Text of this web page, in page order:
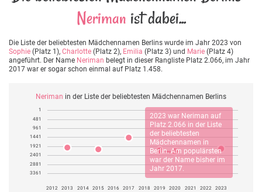
Neriman ist dabei...
Die Liste der beliebtesten Mädchennamen Berlins wurde im Jahr 2023 von
Sophie (Platz 1), Charlotte (Platz 2), Emilia (Platz 3) und Marie (Platz 4)
angeführt. Der Name Neriman belegt in dieser Rangliste Platz 2.066, im Jahr
2017 war er sogar schon einmal auf Platz 1.458.
Neriman in der Liste der beliebtesten Mädchennamen Berlins
2023 war Neriman auf
Platz 2.066 in der Liste
der beliebtesten
Mädchennamen in
Berlin. Am populärsten
war der Name bisher im
Jahr 2017.
1
481
961
1441
1921
2401
2881
3361
2012 2013 2014 2015 2016 2017 2018 2019 2020 2021 2022 2023